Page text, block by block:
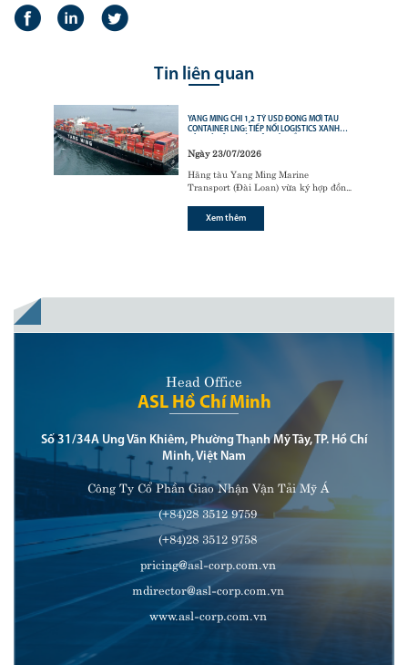
Tin liên quan
YANG MING CHI 1,2 TỶ USD ĐÓNG MỚI TÀU
CONTAINER LNG: TIẾP NỐI LOGISTICS XANH
Ngày 23/07/2026
Hãng tàu Yang Ming Marine
Transport (Đài Loan) vừa ký hợp đồng
(Hàn Quốc) để đóng mới
container sử dụng động cơ nhiên liệu
Xem thêm
Head Office
ASL Hồ Chí Minh
Số 31/34A Ung Văn Khiêm, Phường Thạnh Mỹ Tây, TP. Hồ Chí
Minh, Việt Nam
Công Ty Cổ Phần Giao Nhận Vận Tải Mỹ Á
(+84)28 3512 9759
(+84)28 3512 9758
pricing@asl-corp.com.vn
mdirector@asl-corp.com.vn
www.asl-corp.com.vn